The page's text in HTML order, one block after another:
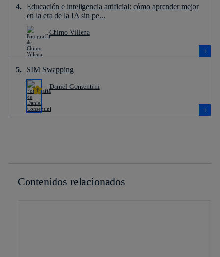
Educación e inteligencia artificial: cómo aprender mejor
en la era de la IA sin pe...
Chimo Villena
SIM Swapping
Daniel Consentini
Contenidos relacionados